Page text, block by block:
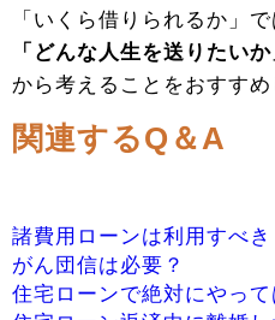
「いくら借りられるか」で
「どんな人生を送りたいか
から考えることをおすすめ
関連するQ＆A
諸費用ローンは利用すべき
がん団信は必要？
住宅ローンで絶対にやっ